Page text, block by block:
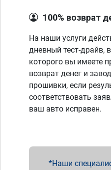
100% возврат
На наши услуги
дневный тест-драйв,
которого вы имеете
возврат денег и
прошивки, если
соответствовать
ваш авто исправен.
Наши